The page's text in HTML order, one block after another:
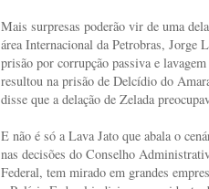
Mais surpresas poderão vir de uma
área Internacional da Petrobras, Jorge
prisão por corrupção passiva e
resultou na prisão de Delcídio do
disse que a delação de Zelada
E não é só a Lava Jato que abala o
nas decisões do Conselho
Federal, tem mirado em grandes